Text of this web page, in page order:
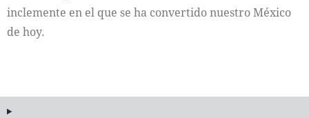
inclemente en el que se ha convertido nuestro México
de hoy.